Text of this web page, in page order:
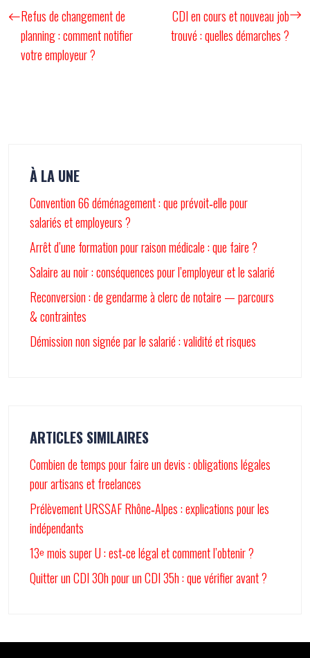
Refus de changement de
planning : comment notifier
votre employeur ?
CDI en cours et nouveau job
trouvé : quelles démarches ?
À LA UNE
Convention 66 déménagement : que prévoit‑elle pour
salariés et employeurs ?
Arrêt d’une formation pour raison médicale : que faire ?
Salaire au noir : conséquences pour l’employeur et le salarié
Reconversion : de gendarme à clerc de notaire — parcours
& contraintes
Démission non signée par le salarié : validité et risques
ARTICLES SIMILAIRES
Combien de temps pour faire un devis : obligations légales
pour artisans et freelances
Prélèvement URSSAF Rhône‑Alpes : explications pour les
indépendants
13ᵉ mois super U : est‑ce légal et comment l’obtenir ?
Quitter un CDI 30h pour un CDI 35h : que vérifier avant ?